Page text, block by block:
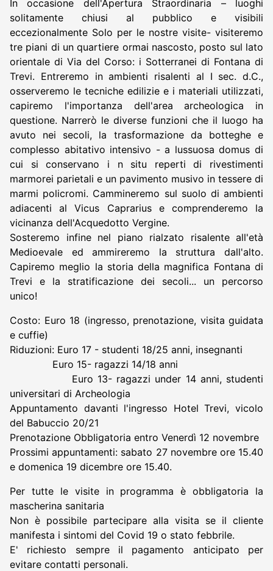
In occasione dell'Apertura Straordinaria – luoghi
solitamente chiusi al pubblico e visibili
eccezionalmente Solo per le nostre visite- visiteremo
tre piani di un quartiere ormai nascosto, posto sul lato
orientale di Via del Corso: i Sotterranei di Fontana di
Trevi. Entreremo in ambienti risalenti al I sec. d.C.,
osserveremo le tecniche edilizie e i materiali utilizzati,
capiremo l'importanza dell'area archeologica in
questione. Narrerò le diverse funzioni che il luogo ha
avuto nei secoli, la trasformazione da botteghe e
complesso abitativo intensivo - a lussuosa domus di
cui si conservano i n situ reperti di rivestimenti
marmorei parietali e un pavimento musivo in tessere di
marmi policromi. Cammineremo sul suolo di ambienti
adiacenti al Vicus Caprarius e comprenderemo la
vicinanza dell'Acquedotto Vergine.
Sosteremo infine nel piano rialzato risalente all'età
Medioevale ed ammireremo la struttura dall'alto.
Capiremo meglio la storia della magnifica Fontana di
Trevi e la stratificazione dei secoli... un percorso
unico!
Costo: Euro 18 (ingresso, prenotazione, visita guidata
e cuffie)
Riduzioni: Euro 17 - studenti 18/25 anni, insegnanti
Euro 15- ragazzi 14/18 anni
Euro 13- ragazzi under 14 anni, studenti
universitari di Archeologia
Appuntamento davanti l'ingresso Hotel Trevi, vicolo
del Babuccio 20/21
Prenotazione Obbligatoria entro Venerdì 12 novembre
Prossimi appuntamenti: sabato 27 novembre ore 15.40
e domenica 19 dicembre ore 15.40.
Per tutte le visite in programma è obbligatoria la
mascherina sanitaria
Non è possibile partecipare alla visita se il cliente
manifesta i sintomi del Covid 19 o stato febbrile.
E' richiesto sempre il pagamento anticipato per
evitare contatti personali.